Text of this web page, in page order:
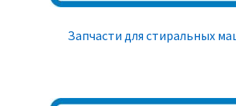
Запчасти для стиральных